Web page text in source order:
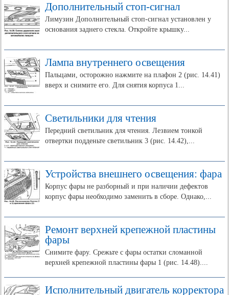
Дополнительный стоп-сигнал
Лимузин Дополнительный стоп-сигнал установлен у
основания заднего стекла. Откройте крышку...
Лампа внутреннего освещения
Пальцами, осторожно нажмите на плафон 2 (рис. 14.41)
вверх и снимите его. Для снятия корпуса 1...
Светильники для чтения
Передний светильник для чтения. Лезвием тонкой
отвертки подденьте светильник 3 (рис. 14.42),...
Устройства внешнего освещения: фара
Корпус фары не разборный и при наличии дефектов
корпус фары необходимо заменить в сборе. Однако,...
Ремонт верхней крепежной пластины
фары
Снимите фару. Срежьте с фары остатки сломанной
верхней крепежной пластины фары 1 (рис. 14.48)....
Исполнительный двигатель корректора